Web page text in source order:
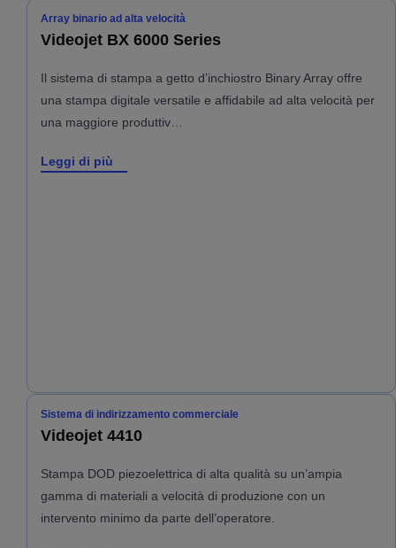
Array binario ad alta velocità
Videojet BX 6000 Series
Il sistema di stampa a getto d’inchiostro Binary Array offre
una stampa digitale versatile e affidabile ad alta velocità per
una maggiore produttiv…
Leggi di più
Sistema di indirizzamento commerciale
Videojet 4410
Stampa DOD piezoelettrica di alta qualità su un’ampia
gamma di materiali a velocità di produzione con un
intervento minimo da parte dell’operatore.